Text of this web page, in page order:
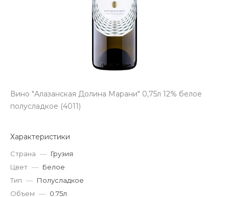
Вино "Алазанская Долина Марани" 0,75л 12% белое
полусладкое (4011)
Характеристики
Страна — Грузия
Цвет — Белое
Тип — Полусладкое
Объем — 0.75л